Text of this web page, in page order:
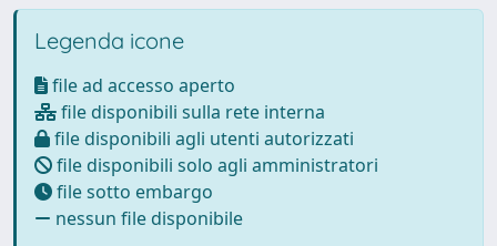
Legenda icone
file ad accesso aperto
file disponibili sulla rete interna
file disponibili agli utenti autorizzati
file disponibili solo agli amministratori
file sotto embargo
nessun file disponibile